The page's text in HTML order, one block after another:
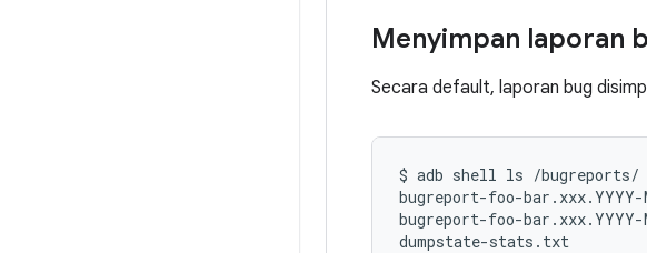
Menyimpan laporan
Secara default, laporan bug
$ adb shell ls /bugreports/
bugreport-foo-bar.xxx.YYYY-
bugreport-foo-bar.xxx.YYYY-